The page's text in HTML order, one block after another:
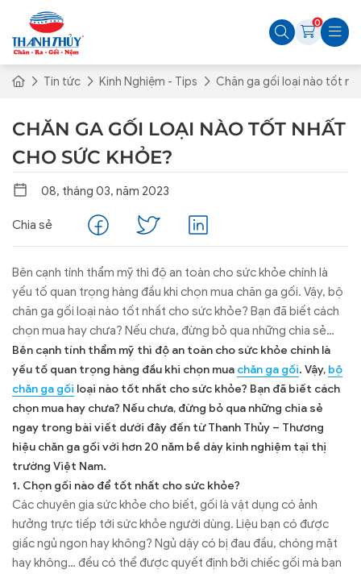
0
Tin tức Kinh Nghiệm - Tips Chăn ga gối loại nào tốt
CHĂN GA GỐI LOẠI NÀO TỐT NHẤT
CHO SỨC KHỎE?
08, tháng 03, năm 2023
Chia sẻ
Bên cạnh tính thẩm mỹ thì độ an toàn cho sức khỏe chính là
yếu tố quan trọng hàng đầu khi chọn mua chăn ga gối. Vậy, bộ
chăn ga gối loại nào tốt nhất cho sức khỏe? Bạn đã biết cách
chọn mua hay chưa? Nếu chưa, đừng bỏ qua những chia sẻ
ngay trong bài viết dưới đây đến từ Thanh Thủy – Thương hiệu
chăn ga gối với hơn 20 năm bề dày kinh nghiệm tại thị trường
Việt Nam.
Bên cạnh tính thẩm mỹ thì độ an toàn cho sức khỏe chính là
yếu tố quan trọng hàng đầu khi chọn mua chăn ga gối. Vậy, bộ
chăn ga gối loại nào tốt nhất cho sức khỏe? Bạn đã biết cách
chọn mua hay chưa? Nếu chưa, đừng bỏ qua những chia sẻ
ngay trong bài viết dưới đây đến từ Thanh Thủy – Thương
hiệu chăn ga gối với hơn 20 năm bề dày kinh nghiệm tại thị
trường Việt Nam.
1. Chọn gối nào để tốt nhất cho sức khỏe?
Các chuyên gia sức khỏe cho biết, gối là vật dụng có ảnh
hưởng trực tiếp tới sức khỏe người dùng. Liệu bạn có được
giấc ngủ ngon hay không? Ngủ dậy có bị đau đầu, chóng mặt
hay không… đều có thể được quyết định bởi chiếc gối mà bạn